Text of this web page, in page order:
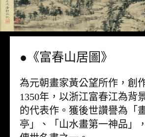
●《富春山居圖》
為元朝畫家黃公望所作，創
1350年，以浙江富春江為背
的代表作。獲後世讚譽為「
亭」、「山水畫第一神品」